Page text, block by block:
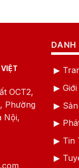
OCT2,
Phường
Nội,
DANH
Tin